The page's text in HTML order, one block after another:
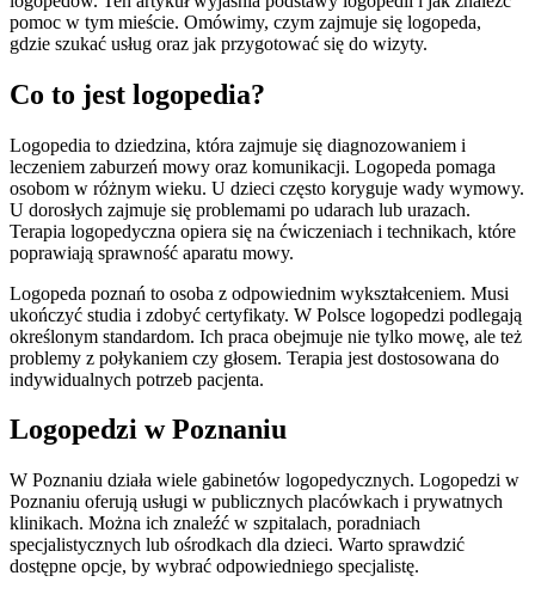
pomoc w tym mieście. Omówimy, czym zajmuje się logopeda,
gdzie szukać usług oraz jak przygotować się do wizyty.
Co to jest logopedia?
Logopedia to dziedzina, która zajmuje się diagnozowaniem i
leczeniem zaburzeń mowy oraz komunikacji. Logopeda pomaga
osobom w różnym wieku. U dzieci często koryguje wady wymowy.
U dorosłych zajmuje się problemami po udarach lub urazach.
Terapia logopedyczna opiera się na ćwiczeniach i technikach, które
poprawiają sprawność aparatu mowy.
Logopeda poznań to osoba z odpowiednim wykształceniem. Musi
ukończyć studia i zdobyć certyfikaty. W Polsce logopedzi podlegają
określonym standardom. Ich praca obejmuje nie tylko mowę, ale też
problemy z połykaniem czy głosem. Terapia jest dostosowana do
indywidualnych potrzeb pacjenta.
Logopedzi w Poznaniu
W Poznaniu działa wiele gabinetów logopedycznych. Logopedzi w
Poznaniu oferują usługi w publicznych placówkach i prywatnych
klinikach. Można ich znaleźć w szpitalach, poradniach
specjalistycznych lub ośrodkach dla dzieci. Warto sprawdzić
dostępne opcje, by wybrać odpowiedniego specjalistę.